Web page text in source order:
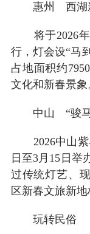
惠州 西湖
将于2026年
行，灯会设“马
占地面积约
文化和新春
中山 “骏马
2026中山紫
日至3月15日举
过传统灯艺、
区新春文旅
玩转民俗